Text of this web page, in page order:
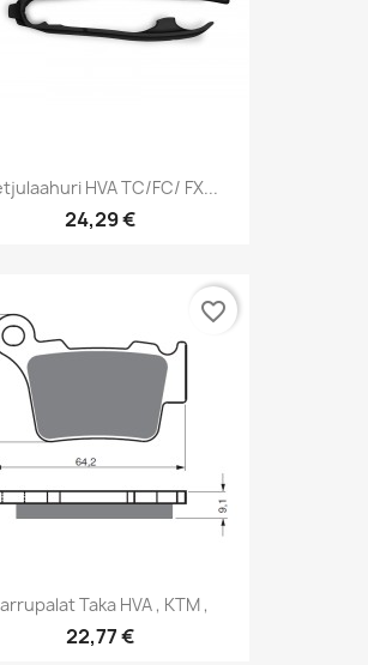
HVA TC/FC/ FX...
24,29 €
Taka HVA , KTM ,
22,77 €
favorite_border